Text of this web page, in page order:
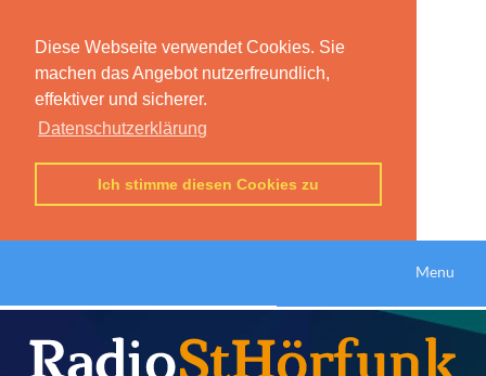
Diese Webseite verwendet Cookies. Sie
machen das Angebot nutzerfreundlich,
effektiver und sicherer.
Datenschutzerklärung
Ich stimme diesen Cookies zu
Menu